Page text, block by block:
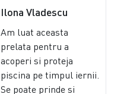
Ilona Vladescu
Am luat aceasta
prelata pentru a
acoperi si proteja
piscina pe timpul iernii.
Se poate prinde si